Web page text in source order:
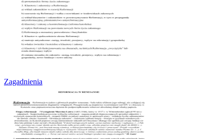
Zagadnienia